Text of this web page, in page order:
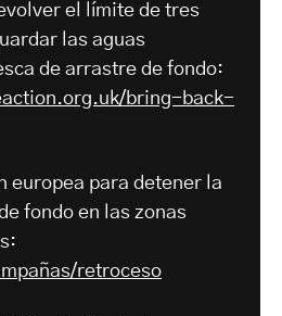
el límite de tres
las aguas
de arrastre de fondo:
bring-back-
europea para detener la
fondo en las zonas
retroceso